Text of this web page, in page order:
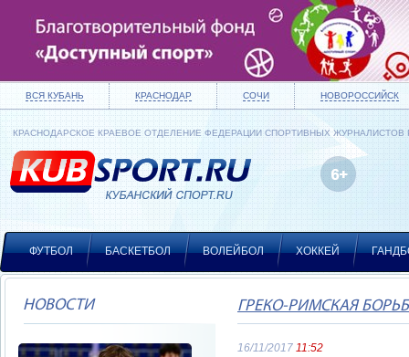
ВСЯ КУБАНЬ КРАСНОДАР СОЧИ НОВОРОССИЙСК
КРАСНОДАРСКОЕ КРАЕВОЕ ОТДЕЛЕНИЕ ФЕДЕРАЦИИ СПОРТИВНЫХ ЖУРНАЛИСТОВ
ФУТБОЛ БАСКЕТБОЛ ВОЛЕЙБОЛ ХОККЕЙ
НОВОСТИ ГРЕКО-РИМСКАЯ
16/11/2017 11:52